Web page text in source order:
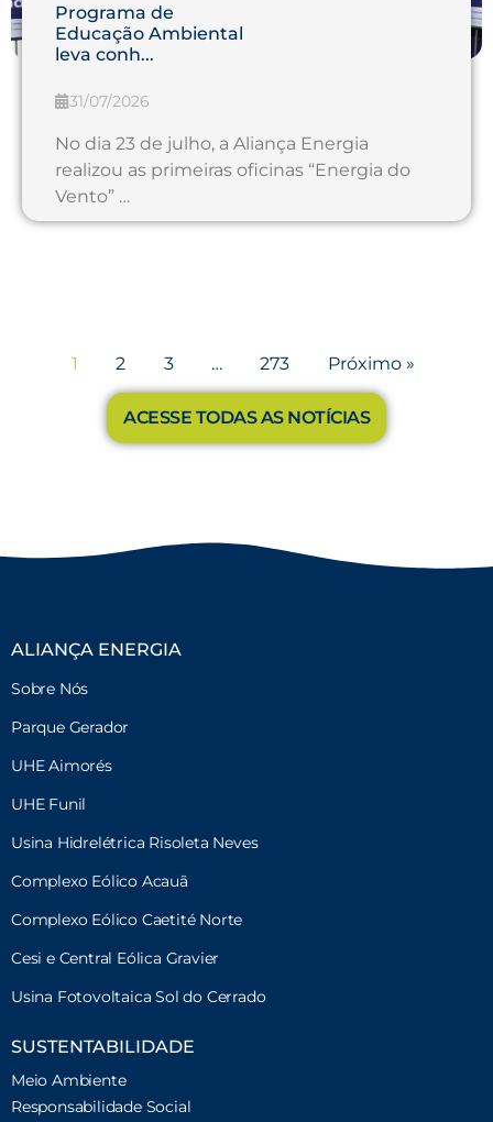
Programa de
Educação Ambiental
leva conh...
31/07/2026
No dia 23 de julho, a Aliança Energia
realizou as primeiras oficinas “Energia do
Vento” …
1 2 3 … 273 Próximo »
ACESSE TODAS AS NOTÍCIAS
ALIANÇA ENERGIA
Sobre Nós
Parque Gerador
UHE Aimorés
UHE Funil
Usina Hidrelétrica Risoleta Neves
Complexo Eólico Acauã
Complexo Eólico Caetité Norte
Cesi e Central Eólica Gravier
Usina Fotovoltaica Sol do Cerrado
SUSTENTABILIDADE
Meio Ambiente
Responsabilidade Social